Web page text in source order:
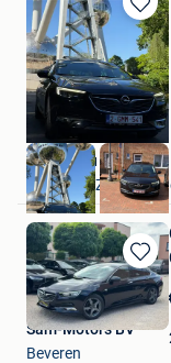
Bewaren
Mijn
Alexandru Tănase
Oostende
Bewaren
in
Mijn
Sam-Motors BV
Beveren